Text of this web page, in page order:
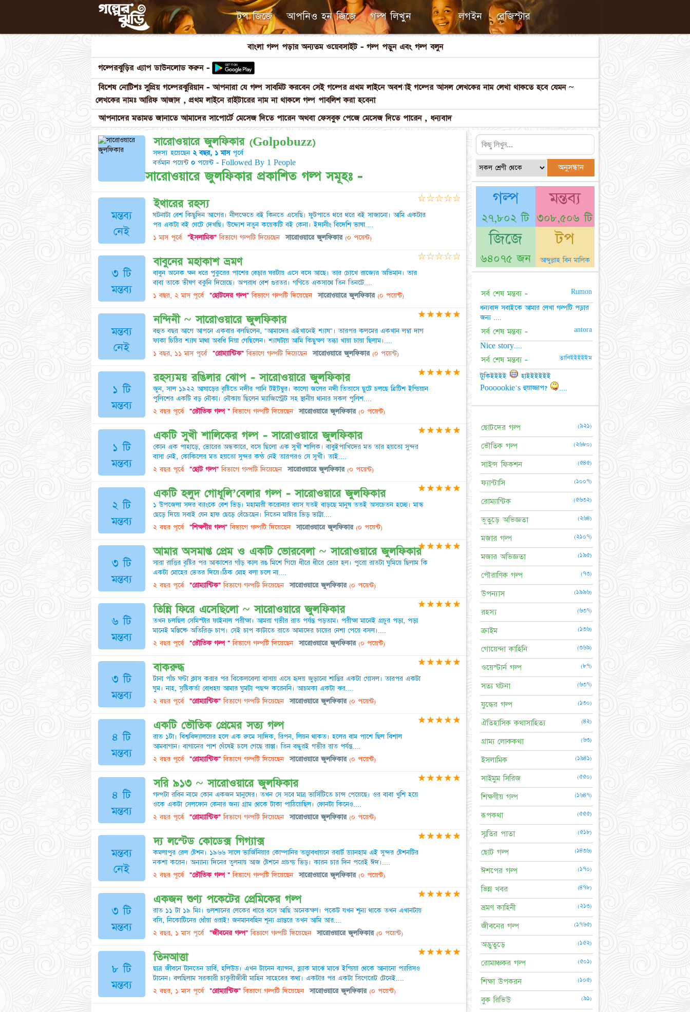
টপ জিজে আপনিও হন জিজে গল্প লিখুন লগইন রেজিস্টার
বাংলা গল্প পড়ার অন্যতম ওয়েবসাইট - গল্প পড়ুন এবং গল্প বলুন
গল্পেরঝুড়ির এ্যাপ ডাউনলোড করুন -
বিশেষ নোটিশঃ সুপ্রিয় গল্পেরঝুরিয়ান - আপনারা যে গল্প সাবমিট করবেন সেই গল্পের প্রথম লাইনে অবশ্যাই গল্পের আসল লেখকের নাম লেখা থাকতে হবে যেমন ~
লেখকের নামঃ আরিফ আজাদ , প্রথম লাইনে রাইটারের নাম না থাকলে গল্প পাবলিশ করা হবেনা
আপনাদের মতামত জানাতে আমাদের সাপোর্টে মেসেজ দিতে পারেন অথবা ফেসবুক পেজে মেসেজ দিতে পারেন , ধন্যবাদ
সারোওয়ারে জুলফিকার (Golpobuzz)
সদস্য হয়েছেন ২ বছর, ১ মাসপূর্বে
বর্তমান পয়েন্ট ০পয়েন্ট - Followed By 1 People
সারোওয়ারে জুলফিকার প্রকাশিত গল্প সমূহঃ -
মন্তব্য
নেই
ইথারের রহস্য
ঘটনাটা বেশ কিছুদিন আগের। নীলক্ষেতে বই কিনতে এসেছি। ফুটপাতে থরে থরে বই সাজানো। আমি একটার
পর একটা বই ঘেটে দেখছি। উদ্দ্যেশ নতুন কয়েকটি বই কেনা। ইদানীং বিদেশি ভাষা....
১ মাস পূর্বে "ইসলামিক"বিভাগে গল্পটি দিয়েছেন সারোওয়ারে জুলফিকার(০ পয়েন্ট)
☆☆☆☆☆
৩ টি
মন্তব্য
বাবুনের মহাকাশ ভ্রমণ
বাবুন অনেক ক্ষন ধরে পুকুরের পাশের বেড়ার ঘরটায় এসে বসে আছে। তার চোখে রাজ্যের অভিমান। তার
বাবা তাকে ভীষণ বকুনি দিয়েছে। অপরাধ বেশ গুরতর। গণিতে একসাথে তিন তিনটে....
১ বছর, ২ মাস পূর্বে "ছোটদের গল্প"বিভাগে গল্পটি দিয়েছেন সারোওয়ারে জুলফিকার(০ পয়েন্ট)
☆☆☆☆☆
মন্তব্য
নেই
নন্দিনী ~ সারোওয়ারে জুলফিকার
বহুত বছর আগে আপনে একবার বলছিলেন, "আমাদের এইখানেই শ্যাষ"। তারপর কলমের একখান লম্বা দাগ
ফাকা চিঠির শ্যাষ মাথা অবধি নিয়া গেছিলেন। শ্যাষটায় আমি কিছুক্ষণ তব্ধা খায়া চায়া ছিলাম।....
১ বছর, ১১ মাস পূর্বে "রোম্যান্টিক"বিভাগে গল্পটি দিয়েছেন সারোওয়ারে জুলফিকার(০ পয়েন্ট)
★★★★★
১ টি
মন্তব্য
রহস্যময় রঙিলার ঝোপ - সারোওয়ারে জুলফিকার
জুন, সাল ১৯২২ আষাড়ের বৃষ্টিতে নদীর পানি টইটম্বুর। কালো জলের নদী তিতাসে ছুটে চলছে ব্রিটিশ ইন্ডিয়ান
পুলিশের একটি বড় নৌকা। নৌকায় ছিলেন ম্যাজিস্ট্রেট সহ স্থানীয় থানার সকল পুলিশ....
২ বছর পূর্বে "ভৌতিক গল্প "বিভাগে গল্পটি দিয়েছেন সারোওয়ারে জুলফিকার(০ পয়েন্ট)
★★★★★
১ টি
মন্তব্য
একটি সুখী শালিকের গল্প - সারোওয়ারে জুলফিকার
কোন এক পাহাড়ে, ভোরের অন্ধকারে, বসে ছিলো এক সুখী শালিক। বাবুইপাখিদের মত তার হয়তো সুন্দর
বাসা নেই, কোকিলের মত হয়তো সুন্দর কন্ঠ নেই তারপরও সে সুখী। তাই....
২ বছর পূর্বে "ছোট গল্প"বিভাগে গল্পটি দিয়েছেন সারোওয়ারে জুলফিকার(০ পয়েন্ট)
★★★★★
২ টি
মন্তব্য
একটি হলুদ গোধূলি’বেলার গল্প - সারোওয়ারে জুলফিকার
১ উপজেলা সদর ব্যাংকে বেশ ভিড়। মহামারী করোনার বয়স যতই বাড়ছে মানুষ ততই অসচেতন হচ্ছে। মাস্ক
ছেড়ে দিয়ে সবাই যেন হাফ ছেড়ে বেঁচেছেন। নিতেন মাষ্টার ভিড় ভাট্টা....
২ বছর পূর্বে "শিক্ষণীয় গল্প"বিভাগে গল্পটি দিয়েছেন সারোওয়ারে জুলফিকার(০ পয়েন্ট)
★★★★★
৩ টি
মন্তব্য
আমার অসমাপ্ত প্রেম ও একটি ভোরবেলা ~ সারোওয়ারে জুলফিকার
সারা রাত্তির বৃষ্টির পর আকাশের গাঁড় কাল রঙ মিশে গিয়ে ধীরে ধীরে ভোর হল। পুরো রাতটা ঘুমিয়ে ছিলাম কি
একটা মোহের ভেতর দিয়ে।ঠিক মোহ বলা চলে না....
২ বছর পূর্বে "রোম্যান্টিক"বিভাগে গল্পটি দিয়েছেন সারোওয়ারে জুলফিকার(০ পয়েন্ট)
★★★★★
৬ টি
মন্তব্য
তিন্নি ফিরে এসেছিলো ~ সারোওয়ারে জুলফিকার
তখন চলছিল সেমিস্টার ফাইনাল পরীক্ষা। আমরা গভীর রাত পর্যন্ত পড়তাম। পরীক্ষা মানেই প্রচুর পড়া, পড়া
মানেই মস্তিষ্কে অতিরিক্ত চাপ। সেই চাপ কাটাতে রাতে আমাদের চায়ের নেশা পেয়ে বসল।....
২ বছর পূর্বে "ভৌতিক গল্প "বিভাগে গল্পটি দিয়েছেন সারোওয়ারে জুলফিকার(০ পয়েন্ট)
★★★★★
৩ টি
মন্তব্য
বাকরুদ্ধ
টানা পাঁচ ঘণ্টা ক্লাস করার পর বিকেলবেলা বাসায় এসে হৃদয় জুড়ানো শান্তির একটা গোসল। তারপর একটা
ঘুম। নাহ, সৃষ্টিকর্তা বোধহয় আমার ঘুমটা পছন্দ করেননি। আচমকা একটা ঝর....
২ বছর পূর্বে "রোম্যান্টিক"বিভাগে গল্পটি দিয়েছেন সারোওয়ারে জুলফিকার(০ পয়েন্ট)
★★★★★
৪ টি
মন্তব্য
একটি ভৌতিক প্রেমের সত্য গল্প
রাত ১টা। বিশ্ববিদ্যালয়ের হলে এক রুমে সাদিক, রিপন, লিয়ন থাকত। হলের বাম পাশে ছিল বিশাল
আমবাগান। বাগানের পাশ ঘেঁষেই চলে গেছে রাস্তা। তিন বন্ধুরই গভীর রাত পর্যন্ত....
২ বছর পূর্বে "রোম্যান্টিক"বিভাগে গল্পটি দিয়েছেন সারোওয়ারে জুলফিকার(০ পয়েন্ট)
★★★★★
৪ টি
মন্তব্য
সরি ৯১৩ ~ সারোওয়ারে জুলফিকার
গল্পটা রবিন নামে কোন একজন মানুষের। তখন সে সবে মাত্র ভার্সিটিতে চান্স পেয়েছে। ওর বাবা খুশি হয়ে
ওকে একটা সেলফোন কেনার জন্য গ্রাম থেকে টাকা পাঠিয়েছিল। ফোনটা কিনেও....
২ বছর পূর্বে "রোম্যান্টিক"বিভাগে গল্পটি দিয়েছেন সারোওয়ারে জুলফিকার(০ পয়েন্ট)
★★★★★
মন্তব্য
নেই
দ্য লস্টেড কোডেক্স গিগ্যাক্স
কমলাপুর রেল ষ্টেশন। ১৯৬৬ সালে ভার্জিনিয়ার কোম্পানির তত্ত্বাবধায়নে রবার্ট ড্যানহাম এই সুন্দর ষ্টেশনটির
নকশা করেন। অন্যান্য দিনের তুলনায় আজ ষ্টেশনে প্রচন্ড ভিড়। কারন চার দিন পরেই ঈদ।....
২ বছর পূর্বে "ভৌতিক গল্প "বিভাগে গল্পটি দিয়েছেন সারোওয়ারে জুলফিকার(০ পয়েন্ট)
★★★★★
৩ টি
মন্তব্য
একজন শুণ্য পকেটের প্রেমিকের গল্প
রাত ১১ টা ১৯ মিঃ। গুলশানের লেকের ধারে বসে আছি অনেকক্ষণ। পকেট যখন শূন্য থাকে তখন এখানটায়
বসি, নিকোটিনের ধোঁয়া ওরাই! জনমানবহিন শূন্য প্রান্তরে তখন আমি আর....
২ বছর, ১ মাস পূর্বে "জীবনের গল্প"বিভাগে গল্পটি দিয়েছেন সারোওয়ারে জুলফিকার(০ পয়েন্ট)
★★★★★
৮ টি
মন্তব্য
তিনআত্তা
ছাত্র জীবনে টানতেন ডার্বি, হলিউড। এখন টানেন ব্যান্সন, ব্ল্যাক মাঝে মাঝে ইন্ডিয়া থেকে আনানো প্যারিসও
টানেন। বলছিলাম সরকারী চাকুরীজীবী মাহিন সাহেবের কথা। একটার পর একটা সিগেরেট টেনেই....
২ বছর, ১ মাস পূর্বে "রোম্যান্টিক"বিভাগে গল্পটি দিয়েছেন সারোওয়ারে জুলফিকার(০ পয়েন্ট)
★★★★★
গল্প
২৭,৮০২ টি
মন্তব্য
৩০৮,৫০৬ টি
জিজে
৬৪০৭৫ জন
টপ
আব্দুল্লাহ বিন মালিক
সর্ব শেষ মন্তব্য - Rumon
ধন্যবাদ সবাইকে আমার লেখা গল্পটি পড়ার
জন্য ....
সর্ব শেষ মন্তব্য - antora
Nice story....
সর্ব শেষ মন্তব্য - তানিইইইইইম
টুকিইইইই
হাইইইইইই
Poooookie's হুয়াজ্জাপ?
....
ছোটদের গল্প (৯২১)
ভৌতিক গল্প (২৬৮০)
সাইন্স ফিকশন (৫৪৫)
ফ্যান্টাসি (১০০৭)
রোম্যান্টিক (৫৬৩২)
ভূতুড়ে অভিজ্ঞতা (২৬৪)
মজার গল্প (২১০৭)
মজার অভিজ্ঞতা (১৯৫)
পৌরাণিক গল্প (৭৩)
উপন্যাস (১৯৯৬)
রহস্য (৬৩৭)
ক্রাইম (১৩৬)
গোয়েন্দা কাহিনি (৩৬৯)
ওয়েস্টার্ন গল্প (৮৭)
সত্য ঘটনা (৬৩৭)
যুদ্ধের গল্প (১৩০)
ঐতিহাসিক কথাসাহিত্য (৪২)
গ্রাম্য লোককথা (৬৩)
ইসলামিক (১৯৪১)
সাইমুম সিরিজ (৫৫০)
শিক্ষণীয় গল্প (১৬৪৭)
রূপকথা (৫৫৫)
স্মৃতির পাতা (৫১৮)
ছোট গল্প (১৪৩৬)
ঈশপের গল্প (১৭০)
ভিন্ন খবর (৪৭৮)
ভ্রমণ কাহিনী (২১৩)
জীবনের গল্প (১৭৬৫)
অদ্ভুতুড়ে (১৫২)
রোমাঞ্চকর গল্প (৫০১)
শিক্ষা উপকরন (১০৫)
বুক রিভিউ (৯১)